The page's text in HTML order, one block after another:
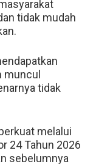
tidak mudah
muncul
tidak
melalui
24 Tahun 2026
sebelumnya